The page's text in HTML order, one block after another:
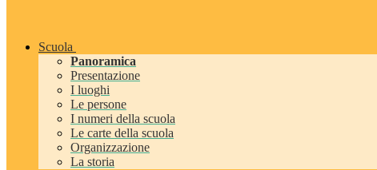
Scuola
Panoramica
Presentazione
I luoghi
Le persone
I numeri della scuola
Le carte della scuola
Organizzazione
La storia